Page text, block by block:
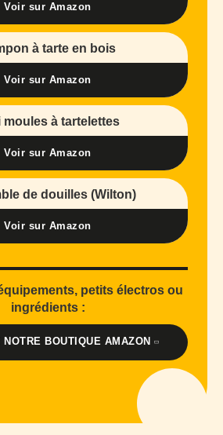
Voir sur Amazon
à tarte en bois
Voir sur Amazon
moules à tartelettes
Voir sur Amazon
de douilles (Wilton)
Voir sur Amazon
petits électros ou
ingrédients :
NOTRE BOUTIQUE AMAZON